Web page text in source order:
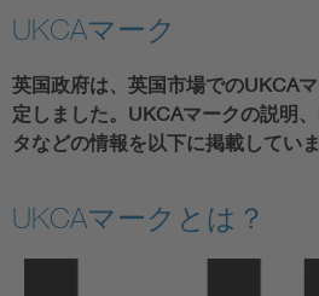
UKCAマーク
英国政府は、英国市場でのUKCA
定しました。UKCAマークの説明
タなどの情報を以下に掲載していま
UKCAマークとは？